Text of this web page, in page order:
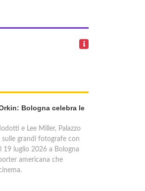
Bologna celebra le
e Lee Miller, Palazzo
sulle grandi fotografe con
19 luglio 2026 a Bologna
americana che